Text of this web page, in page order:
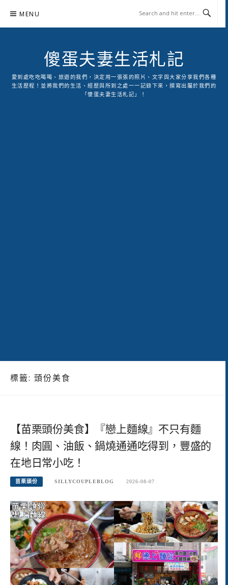
content
MENU
傻蛋夫妻生活札記
愛到處吃吃喝喝、旅遊的我們，決定用一張張的照片、文字與大家分享我們各種
生活歷程！並將我們的生活、經歷與所到之處一一記錄下來，撰寫出屬於我們的
「傻蛋夫妻生活札記」！
標籤: 頭份美食
【苗栗頭份美食】『戀上麵線』不只有麵
線！肉圓、油飯、鍋燒通通吃得到，豐盛的
在地日常小吃！
苗栗頭份 SILLYCOUPLEBLOG 2026-08-07